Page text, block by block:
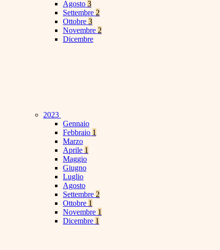
Agosto 3
Settembre 2
Ottobre 3
Novembre 2
Dicembre
2023
Gennaio
Febbraio 1
Marzo
Aprile 1
Maggio
Giugno
Luglio
Agosto
Settembre 2
Ottobre 1
Novembre 1
Dicembre 1